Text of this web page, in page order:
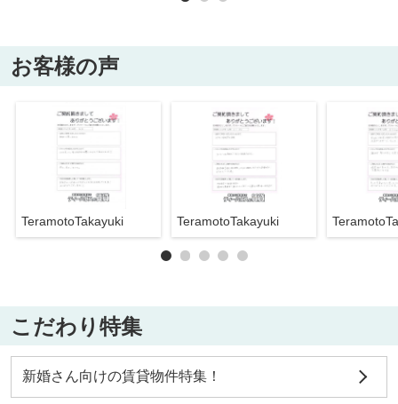
お客様の声
TeramotoTakayuki TeramotoTakayuki
こだわり特集
新婚さん向けの賃貸物件特集！